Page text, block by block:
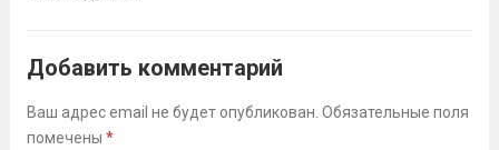
Добавить комментарий
Ваш адрес email не будет опубликован. Обязательные поля
помечены *